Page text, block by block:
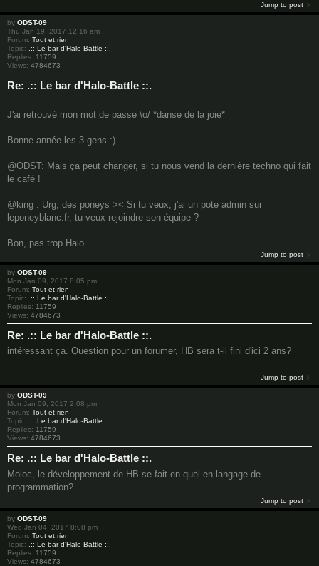
Jump to post
by ODST-09
Thu Jan 19, 2017 12:16 am
Forum: Tout et rien
Topic: .:: Le bar d'Halo-Battle ::.
Replies: 11759
Views: 4784673
Re: .:: Le bar d'Halo-Battle ::.
J'ai retrouvé mon mot de passe \o/ *danse de la joie*
Bonne année les 3 gens :)
@ODST: Mais ça peut changer, si tu nous vend la dernière techno qui fait
le café !
@king : Urg, des poneys >< Si tu veux, j'ai un pote admin sur
leponeyblanc.fr, tu veux rejoindre son équipe ?
Bon, pas trop Halo ...
Jump to post
by ODST-09
Mon Jan 09, 2017 8:05 pm
Forum: Tout et rien
Topic:
.:: Le bar d'Halo-Battle ::.
Replies: 11759
Views: 4784673
Re: .:: Le bar d'Halo-Battle ::.
intéressant ça. Question pour un forumer, HB sera t-il fini d'ici 2 ans?
Jump to post
by ODST-09
Mon Jan 09, 2017 2:08 pm
Forum: Tout et rien
Topic: .:: Le bar d'Halo-Battle ::.
Replies: 11759
Views: 4784673
Re: .:: Le bar d'Halo-Battle ::.
Moloc, le développement de HB se fait en quel en langage de
programmation?
Jump to post
by ODST-09
Wed Jan 04, 2017 8:08 pm
Forum: Tout et rien
Topic:
.:: Le bar d'Halo-Battle ::.
Replies: 11759
Views: 4784673